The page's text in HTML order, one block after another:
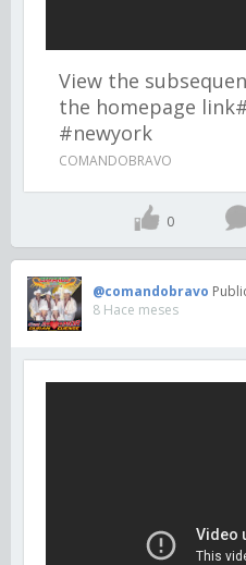
View the
the homepage
#newyork
COMANDOBRAVO
0
@comandobravo
8 Hace meses